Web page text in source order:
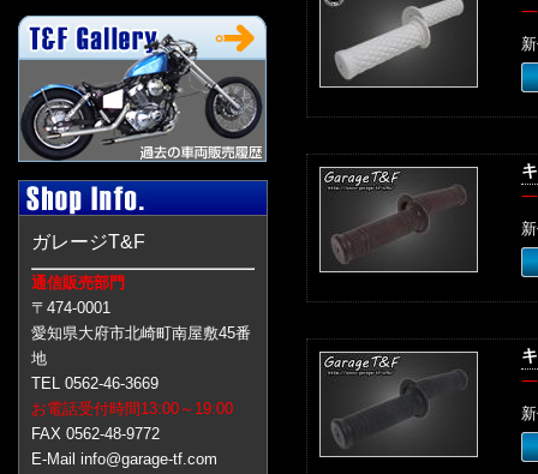
ガレージT&F
通信販売部門
〒474-0001
愛知県大府市北崎町南屋敷45番
地
TEL 0562-46-3669
お電話受付時間13:00～19:00
FAX 0562-48-9772
E-Mail info@garage-tf.com